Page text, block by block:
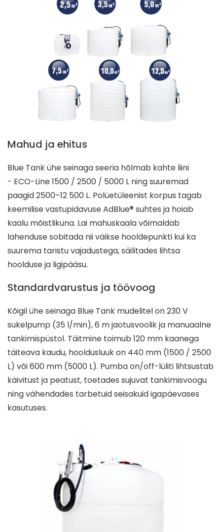
Mahud ja ehitus
Blue Tank ühe seinaga seeria hõlmab kahte liini
- ECO-Line 1500 / 2500 / 5000 L ning suuremad
paagid 2500–12 500 L. Polüetüleenist korpus tagab
keemilise vastupidavuse AdBlue® suhtes ja hoiab
kaalu mõistlikuna. Lai mahuskaala võimaldab
lahenduse sobitada nii väikse hooldepunk­ti kui ka
suurema taristu vajadustega, säilitades lihtsa
hoolduse ja ligipääsu.
Standardvarustus ja töövoog
Kõigil ühe seinaga Blue Tank mudelitel on 230 V
sukelpump (35 l/min), 6 m jaotusvoolik ja manuaalne
tankimispüstol. Täitmine toimub 120 mm kaanega
täiteava kaudu, hooldusluuk on 440 mm (1500 / 2500
L) või 600 mm (5000 L). Pumba on/off-lüliti lihtsustab
käivitust ja peatust, toetades sujuvat tankimisvoogu
ning vähendades tarbetuid seisakuid igapäevases
kasutuses.